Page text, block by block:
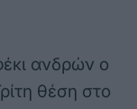
ανδρών ο
θέση στο